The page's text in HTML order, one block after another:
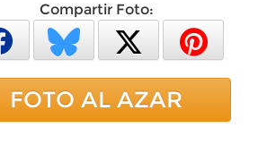
Compartir Foto:
FOTO AL AZAR